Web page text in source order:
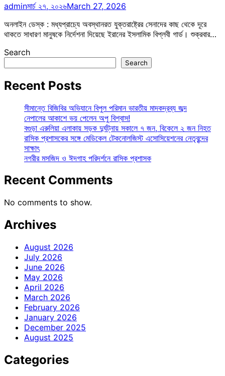
adminমার্চ ২৭, ২০২৬March 27, 2026
অনলাইন ডেস্ক : মধ্যপ্রাচ্যে অবস্থানরত যুক্তরাষ্ট্রের সেনাদের কাছ থেকে দূরে
থাকতে সাধারণ মানুষকে নির্দেশনা দিয়েছে ইরানের ইসলামিক বিপ্লবী গার্ড। শুক্রবার…
Search
Search
Recent Posts
সীমান্তে বিজিবির অভিযানে বিপুল পরিমান ভারতীয় মাদকদ্রব্য জব্দ
নেপালের আকাশে ভয় পেলেন অপু বিশ্বাস!
বগুড়া এরুলিয়া এলাকায় সড়ক দুর্ঘট্নায় সকালে ৭ জন, বিকেলে ২ জন নিহত
রাসিক প্রশাসকের সঙ্গে মেডিকেল টেকনোলজিস্ট এসোসিয়েশনের নেতৃবৃন্দের
সাক্ষাৎ
নগরীর মসজিদ ও ঈদগাহ পরিদর্শনে রাসিক প্রশাসক
Recent Comments
No comments to show.
Archives
August 2026
July 2026
June 2026
May 2026
April 2026
March 2026
February 2026
January 2026
December 2025
August 2025
Categories